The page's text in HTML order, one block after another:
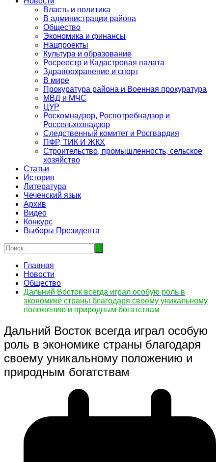
Власть и политика
В администрации района
Общество
Экономика и финансы
Нацпроекты
Культура и образование
Росреестр и Кадастровая палата
Здравоохранение и спорт
В мире
Прокуратура района и Военная прокуратура
МВД и МЧС
ЦУР
Роскомнадзор, Роспотребнадзор и
Россельхознадзор
Следственный комитет и Росгвардия
ПФР, ТИК И ЖКХ
Строительство, промышленность, сельское
хозяйство
Статьи
История
Литература
Чеченский язык
Архив
Видео
Конкурс
Выборы Президента
Главная
Новости
Общество
Дальний Восток всегда играл особую роль в
экономике страны благодаря своему уникальному
положению и природным богатствам
Дальний Восток всегда играл особую
роль в экономике страны благодаря
своему уникальному положению и
природным богатствам